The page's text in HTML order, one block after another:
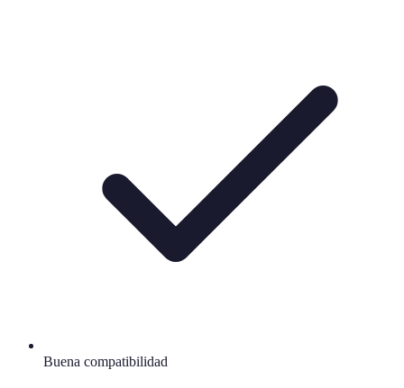
Buena compatibilidad